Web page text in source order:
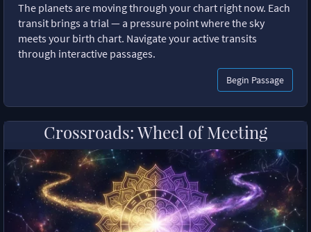
The planets are moving through your chart right now. Each
transit brings a trial — a pressure point where the sky
meets your birth chart. Navigate your active transits
through interactive passages.
Begin Passage
Crossroads: Wheel of Meeting